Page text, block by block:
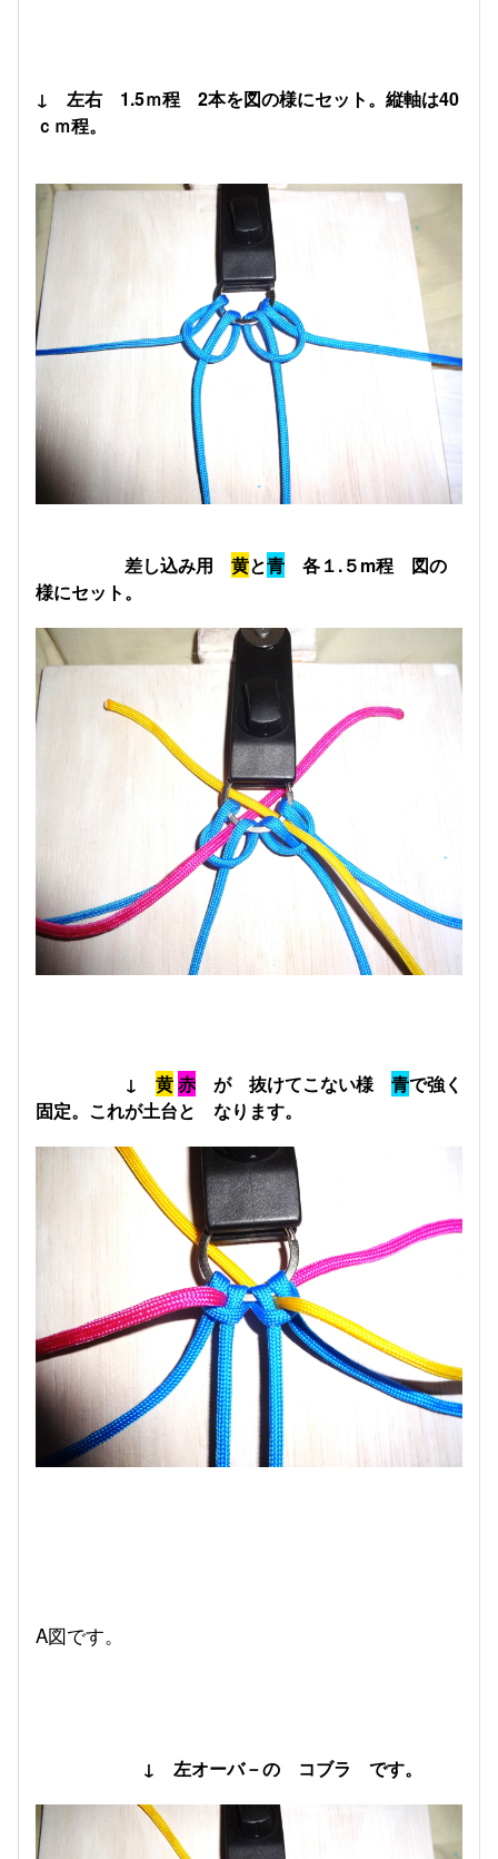
↓ 左右 1.5ｍ程 2本を図の様にセット。縦軸は40
ｃｍ程。
差し込み用 黄と青 各１.５m程 図の
様にセット。
↓ 黄赤 が 抜けてこない様 青で強く
固定。これが土台と なります。
A図です。
↓ 左オーバ－の コブラ です。